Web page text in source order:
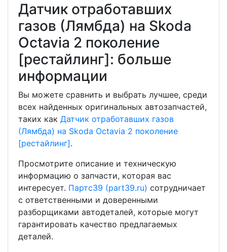
Датчик отработавших
газов (Лямбда) на Skoda
Octavia 2 поколение
[рестайлинг]: больше
информации
Вы можете сравнить и выбрать лучшее, среди
всех найденных оригинальных автозапчастей,
таких как Датчик отработавших газов
(Лямбда) на Skoda Octavia 2 поколение
[рестайлинг].
Просмотрите описание и техническую
информацию о запчасти, которая вас
интересует. Партс39 (part39.ru) сотрудничает
с ответственными и доверенными
разборщиками автодеталей, которые могут
гарантировать качество предлагаемых
деталей.